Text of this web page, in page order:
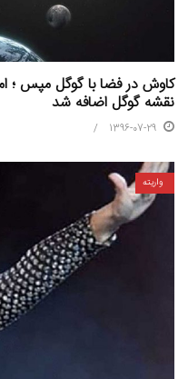
کاوش در فضا با گوگل مپس ؛
نقشه گوگل اضافه شد
1396-07-29
واریته